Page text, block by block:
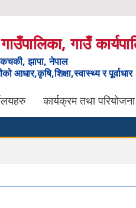
गाउँ
झापा, नेपाल
आधार,कृषि,शिक्षा,स्वास्थ्य र
कार्यक्रम तथा परियोजना